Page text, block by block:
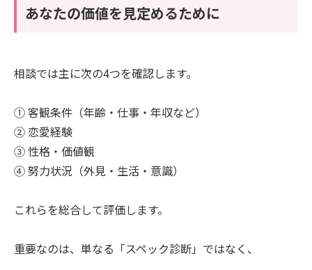
あなたの価値を見定めるために
相談では主に次の4つを確認します。
① 客観条件（年齢・仕事・年収など）
② 恋愛経験
③ 性格・価値観
④ 努力状況（外見・生活・意識）
これらを総合して評価します。
重要なのは、単なる「スペック診断」ではなく、